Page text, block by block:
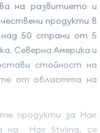
на развитието и
продукти в
50 страни от 5
Северна Америка и
стойност на
от областта на
продукти за Hair
на Hair Styling, се